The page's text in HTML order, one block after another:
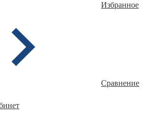
Избранное
Сравнение